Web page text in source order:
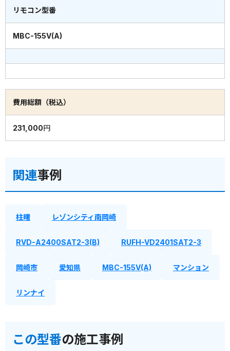
リモコン型番
MBC-155V(A)
費用総額（税込）
231,000円
関連事例
柱曙 レゾンシティ南岡崎
RVD-A2400SAT2-3(B) RUFH-VD2401SAT2-3
岡崎市 愛知県 MBC-155V(A) マンション
リンナイ
この型番の施工事例